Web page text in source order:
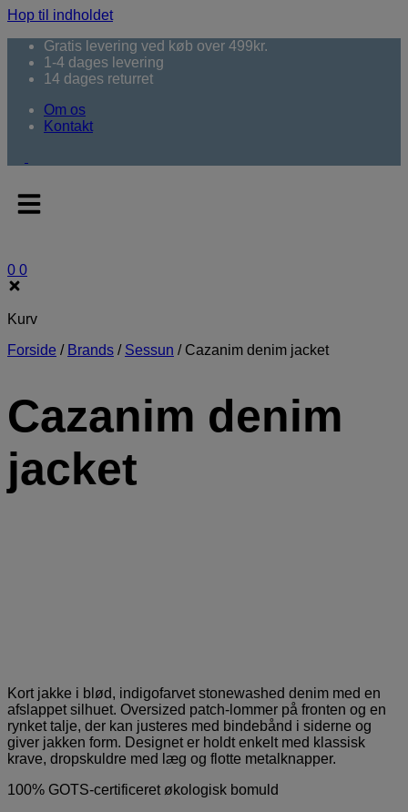
Hop til indholdet
Gratis levering ved køb over 499kr.
1-4 dages levering
14 dages returret
Om os
Kontakt
0 0
Kurv
Forside / Brands / Sessun / Cazanim denim jacket
Cazanim denim
jacket
Kort jakke i blød, indigofarvet stonewashed denim med en
afslappet silhuet. Oversized patch-lommer på fronten og en
rynket talje, der kan justeres med bindebånd i siderne og
giver jakken form. Designet er holdt enkelt med klassisk
krave, dropskuldre med læg og flotte metalknapper.
100% GOTS-certificeret økologisk bomuld